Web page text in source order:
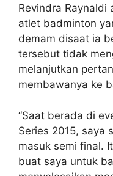
Revindra Raynaldi
atlet badminton
demam disaat ia
tersebut tidak
melanjutkan
membawanya ke
“Saat berada di
Series 2015, saya
masuk semi final.
buat saya untuk